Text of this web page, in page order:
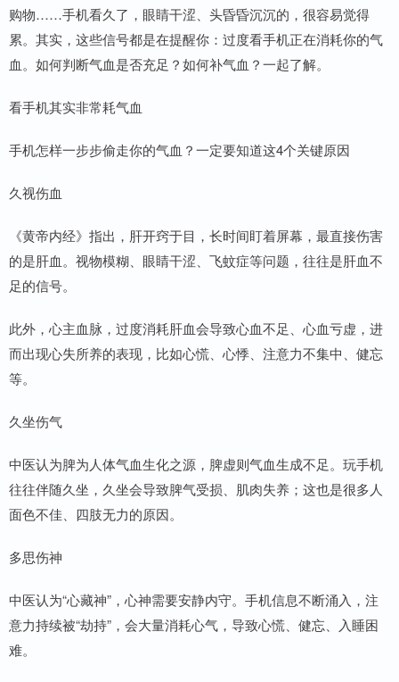
购物……手机看久了，眼睛干涩、头昏昏沉沉的，很容易觉得
累。其实，这些信号都是在提醒你：过度看手机正在消耗你的气
血。如何判断气血是否充足？如何补气血？一起了解。
看手机其实非常耗气血
手机怎样一步步偷走你的气血？一定要知道这4个关键原因
久视伤血
《黄帝内经》指出，肝开窍于目，长时间盯着屏幕，最直接伤害
的是肝血。视物模糊、眼睛干涩、飞蚊症等问题，往往是肝血不
足的信号。
此外，心主血脉，过度消耗肝血会导致心血不足、心血亏虚，进
而出现心失所养的表现，比如心慌、心悸、注意力不集中、健忘
等。
久坐伤气
中医认为脾为人体气血生化之源，脾虚则气血生成不足。玩手机
往往伴随久坐，久坐会导致脾气受损、肌肉失养；这也是很多人
面色不佳、四肢无力的原因。
多思伤神
中医认为“心藏神”，心神需要安静内守。手机信息不断涌入，注
意力持续被“劫持”，会大量消耗心气，导致心慌、健忘、入睡困
难。